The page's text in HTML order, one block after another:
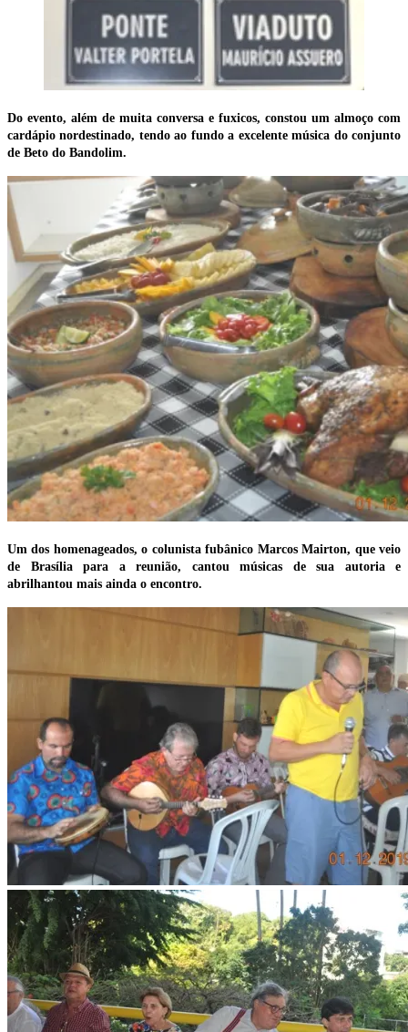
Do evento, além de muita conversa e fuxicos, constou um almoço com
cardápio nordestinado, tendo ao fundo a excelente música do conjunto
de Beto do Bandolim.
Um dos homenageados, o colunista fubânico Marcos Mairton, que veio
de Brasília para a reunião, cantou músicas de sua autoria e
abrilhantou mais ainda o encontro.